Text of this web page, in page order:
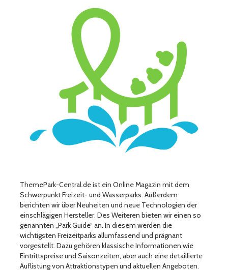
ThemePark-Central.de ist ein Online Magazin mit dem
Schwerpunkt Freizeit- und Wasserparks. Außerdem
berichten wir über Neuheiten und neue Technologien der
einschlägigen Hersteller. Des Weiteren bieten wir einen so
genannten „Park Guide“ an. In diesem werden die
wichtigsten Freizeitparks allumfassend und prägnant
vorgestellt. Dazu gehören klassische Informationen wie
Eintrittspreise und Saisonzeiten, aber auch eine detaillierte
Auflistung von Attraktionstypen und aktuellen Angeboten.